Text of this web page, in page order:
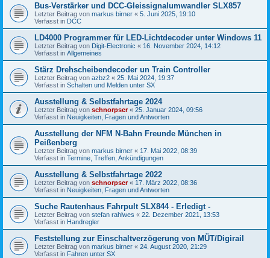
Bus-Verstärker und DCC-Gleissignalumwandler SLX857
Letzter Beitrag von markus birner « 5. Juni 2025, 19:10
Verfasst in DCC
LD4000 Programmer für LED-Lichtdecoder unter Windows 11
Letzter Beitrag von Digit-Electronic « 16. November 2024, 14:12
Verfasst in Allgemeines
Stärz Drehscheibendecoder un Train Controller
Letzter Beitrag von azbz2 « 25. Mai 2024, 19:37
Verfasst in Schalten und Melden unter SX
Ausstellung & Selbstfahrtage 2024
Letzter Beitrag von schnorpser« 25. Januar 2024, 09:56
Verfasst in Neuigkeiten, Fragen und Antworten
Ausstellung der NFM N-Bahn Freunde München in
Peißenberg
Letzter Beitrag von markus birner « 17. Mai 2022, 08:39
Verfasst in Termine, Treffen, Ankündigungen
Ausstellung & Selbstfahrtage 2022
Letzter Beitrag von schnorpser« 17. März 2022, 08:36
Verfasst in Neuigkeiten, Fragen und Antworten
Suche Rautenhaus Fahrpult SLX844 - Erledigt -
Letzter Beitrag von stefan rahlwes « 22. Dezember 2021, 13:53
Verfasst in Handregler
Feststellung zur Einschaltverzögerung von MÜT/Digirail
Letzter Beitrag von markus birner « 24. August 2020, 21:29
Verfasst in Fahren unter SX